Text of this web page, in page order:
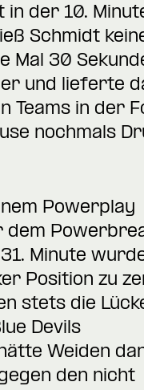
der 10.
Schmidt
Mal 30
und lieferte
Teams in der
nochmals
Powerplay
dem
Minute
Position zu
stets die
Devils
Weiden
den nicht